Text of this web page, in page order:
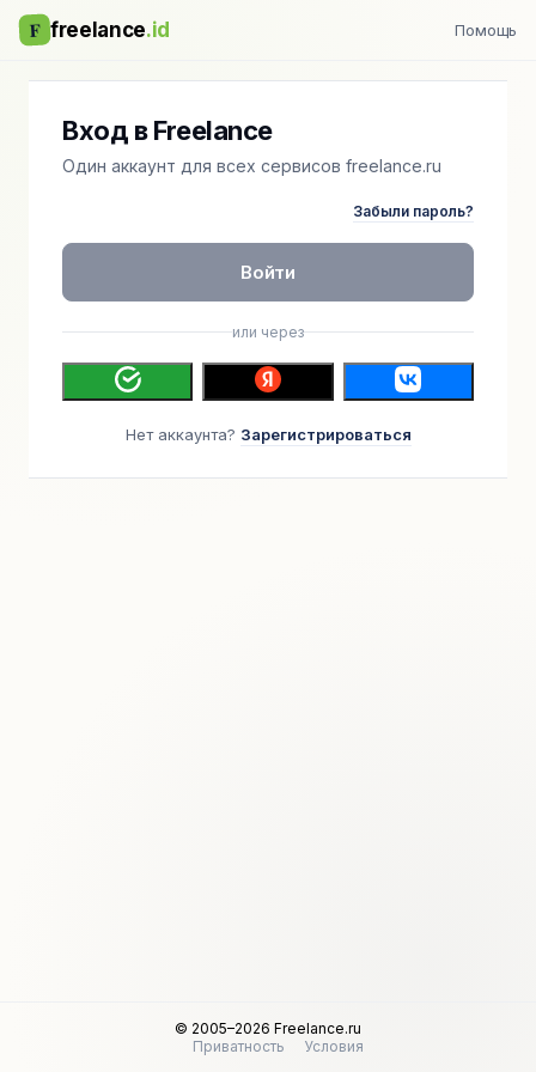
F freelance.id Помощь
Вход в Freelance
Один аккаунт для всех сервисов freelance.ru
Забыли пароль?
Войти
или через
Нет аккаунта? Зарегистрироваться
© 2005–2026 Freelance.ru
Приватность
Условия